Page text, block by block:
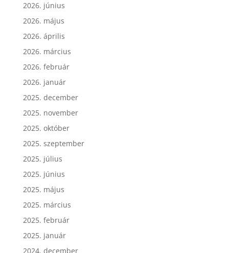
2026. június
2026. május
2026. április
2026. március
2026. február
2026. január
2025. december
2025. november
2025. október
2025. szeptember
2025. július
2025. június
2025. május
2025. március
2025. február
2025. január
2024. december